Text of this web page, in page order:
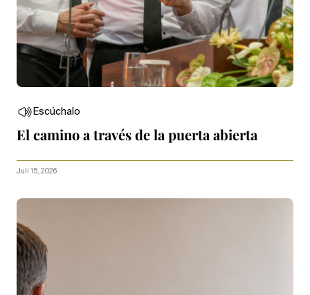
Escúchalo
El camino a través de la puerta abierta
Juli 15, 2026